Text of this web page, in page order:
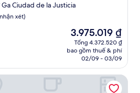
Ciudad de la Justicia
xét)
Giá
hiện
tại
3.975.019 ₫
3.975.019 ₫
Tổng 4.372.520 ₫
bao gồm thuế & phí
02/09 - 03/09
Hotel